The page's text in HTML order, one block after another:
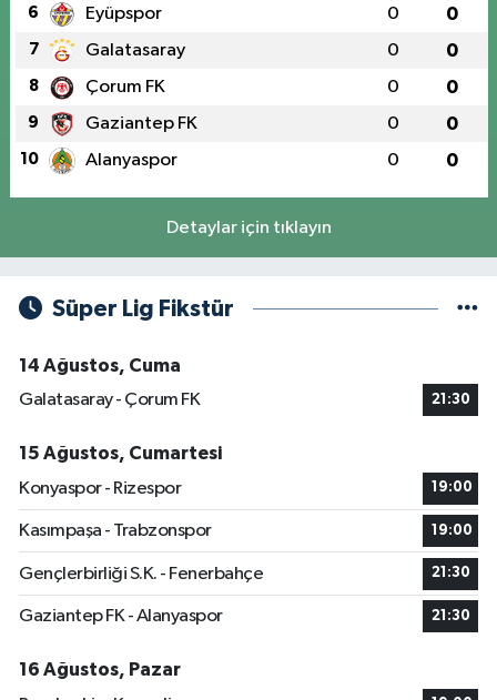
6 Eyüpspor 0 0
7 Galatasaray 0 0
8 Çorum FK 0 0
9 Gaziantep FK 0 0
10 Alanyaspor 0 0
Detaylar için tıklayın
Süper Lig Fikstür
14 Ağustos, Cuma
Galatasaray - Çorum FK
21:30
15 Ağustos, Cumartesi
Konyaspor - Rizespor
19:00
Kasımpaşa - Trabzonspor 19:00
Gençlerbirliği S.K. - Fenerbahçe 21:30
Gaziantep FK - Alanyaspor 21:30
16 Ağustos, Pazar